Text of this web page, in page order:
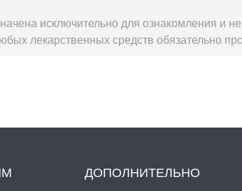
исключительно для ознакомления и
лекарственных средств обязательно
ДОПОЛНИТЕЛЬНО